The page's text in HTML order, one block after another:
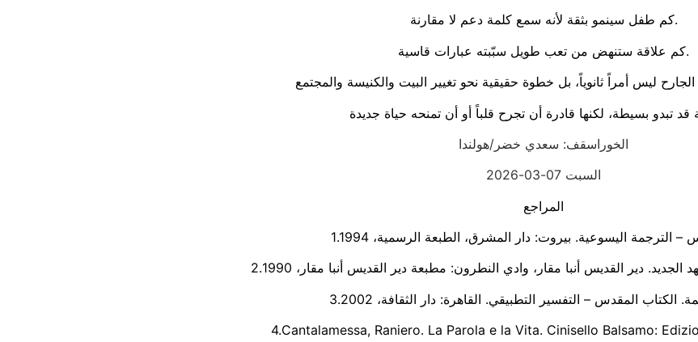
كم طفل سينمو بثقة لأنه سمع كلمة دعم لا مقارنة.
كم علاقة ستنهض من تعب طويل سبّبته عبارات قاسية.
الخوراسقف: سعدي خضر/هولندا
السبت 07-03-2026
المراجع
4.Cantalamessa, Raniero. La Parola e la Vita. Cinisello Balsamo: